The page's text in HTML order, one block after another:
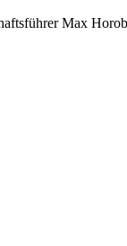
Max